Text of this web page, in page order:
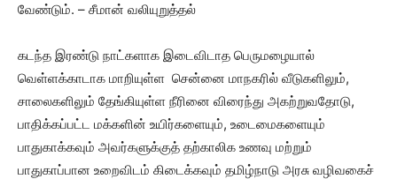
வேண்டும். – சீமான் வலியுறுத்தல்
கடந்த இரண்டு நாட்களாக இடைவிடாத பெருமழையால்
வெள்ளக்காடாக மாறியுள்ள சென்னை மாநகரில் வீடுகளிலும்,
சாலைகளிலும் தேங்கியுள்ள நீரினை விரைந்து அகற்றுவதோடு,
பாதிக்கப்பட்ட மக்களின் உயிர்களையும், உடைமைகளையும்
பாதுகாக்கவும் அவர்களுக்குத் தற்காலிக உணவு மற்றும்
பாதுகாப்பான உறைவிடம் கிடைக்கவும் தமிழ்நாடு அரசு வழிவகைச்